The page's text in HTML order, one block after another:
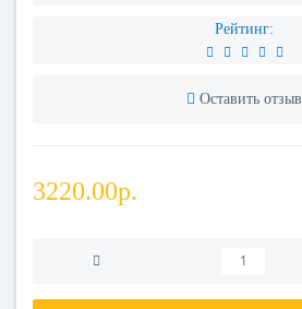
Рейтинг:
Оставить отзыв
3220.00р.